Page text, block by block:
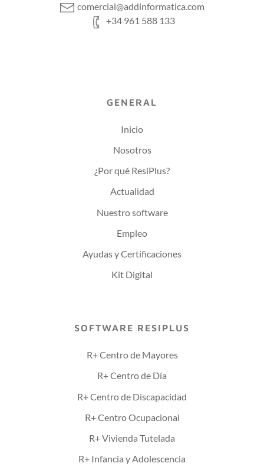
comercial@addinformatica.com
+34 961 588 133
GENERAL
Inicio
Nosotros
¿Por qué ResiPlus?
Actualidad
Nuestro software
Empleo
Ayudas y Certificaciones
Kit Digital
SOFTWARE RESIPLUS
R+ Centro de Mayores
R+ Centro de Día
R+ Centro de Discapacidad
R+ Centro Ocupacional
R+ Vivienda Tutelada
R+ Infancia y Adolescencia